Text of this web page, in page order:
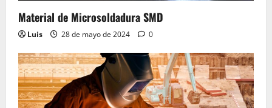
Material de Microsoldadura SMD
Luis 28 de mayo de 2024 0